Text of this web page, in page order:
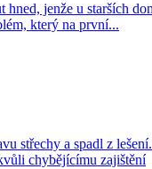
hned, jenže u starších
který na první...
střechy a spadl z
chybějícímu zajištění